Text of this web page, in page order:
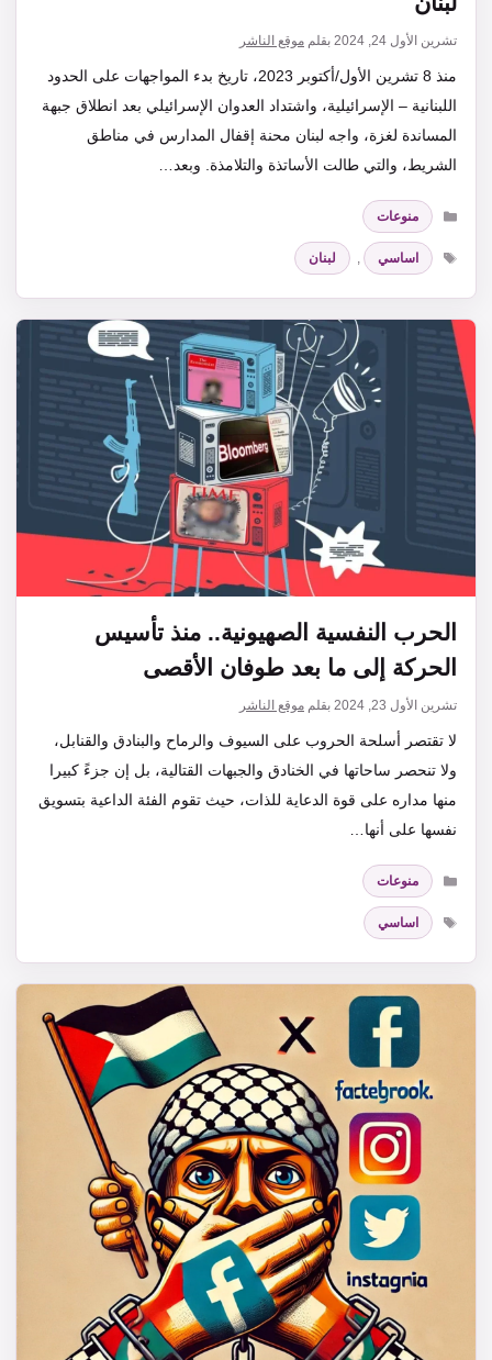
تشرين الأول 24, 2024 بقلم موقع الناشر
منذ 8 تشرين الأول/أكتوبر 2023، تاريخ بدء المواجهات على الحدود
اللبنانية – الإسرائيلية، واشتداد العدوان الإسرائيلي بعد انطلاق جبهة
المساندة لغزة، واجه لبنان محنة إقفال المدارس في مناطق
الشريط، والتي طالت الأساتذة والتلامذة. وبعد…
التصنيفات
منوعات
الوسوم
اساسي , لبنان
الحرب النفسية الصهيونية.. منذ تأسيس
الحركة إلى ما بعد طوفان الأقصى
تشرين الأول 23, 2024 بقلم موقع الناشر
لا تقتصر أسلحة الحروب على السيوف والرماح والبنادق والقنابل،
ولا تنحصر ساحاتها في الخنادق والجبهات القتالية، بل إن جزءً كبيرا
منها مداره على قوة الدعاية للذات، حيث تقوم الفئة الداعية بتسويق
نفسها على أنها…
التصنيفات
منوعات
الوسوم
اساسي